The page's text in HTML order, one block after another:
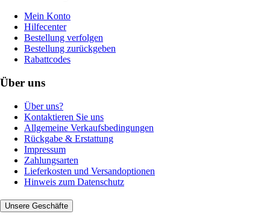
Mein Konto
Hilfecenter
Bestellung verfolgen
Bestellung zurückgeben
Rabattcodes
Über uns
Über uns?
Kontaktieren Sie uns
Allgemeine Verkaufsbedingungen
Rückgabe & Erstattung
Impressum
Zahlungsarten
Lieferkosten und Versandoptionen
Hinweis zum Datenschutz
Unsere Geschäfte